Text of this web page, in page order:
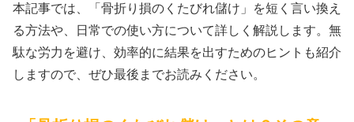
本記事では、「骨折り損のくたびれ儲け」を短く言い換え
る方法や、日常での使い方について詳しく解説します。無
駄な労力を避け、効率的に結果を出すためのヒントも紹介
しますので、ぜひ最後までお読みください。